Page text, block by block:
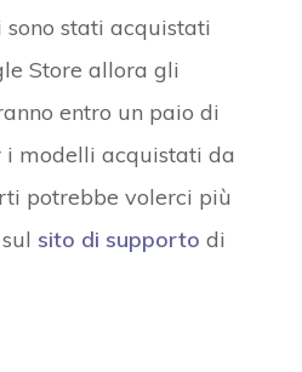
stati acquistati
Store allora gli
entro un paio di
i modelli acquistati da
potrebbe volerci più
sito di supporto di